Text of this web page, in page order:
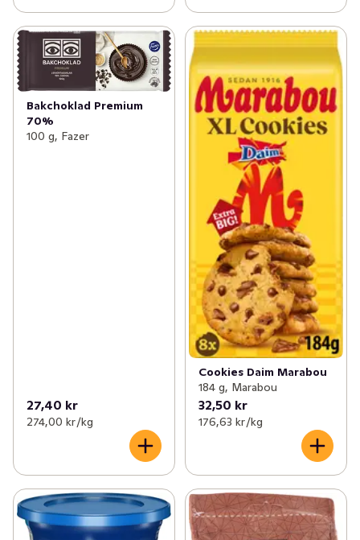
Bakchoklad Premium
70%
100 g, Fazer
27,40 kr
274,00 kr /kg
Cookies Daim Marabou
184 g, Marabou
32,50 kr
176,63 kr /kg